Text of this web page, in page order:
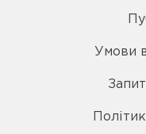
Умови